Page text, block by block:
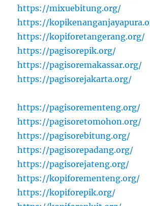
https://mixuebitung.org/
https://
https://kopiforetangerang.org/
https://pagisorepik.org/
https://pagisoremakassar.org/
https://pagisorejakarta.org/
https://pagisorementeng.org/
https://pagisoretomohon.org/
https://pagisorebitung.org/
https://pagisorepadang.org/
https://pagisorejateng.org/
https://kopiforementeng.org/
https://kopiforepik.org/